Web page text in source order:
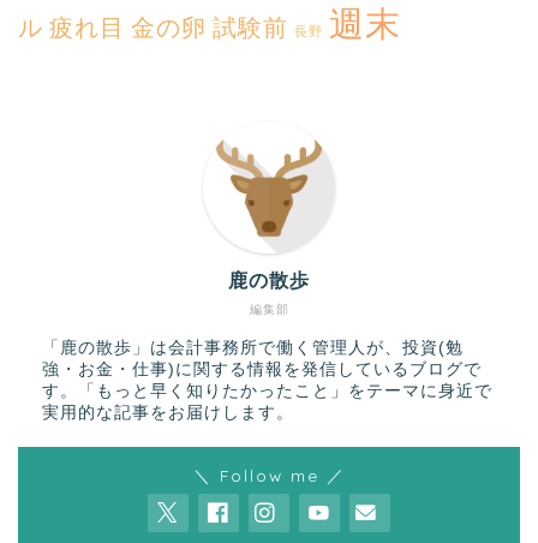
ル 疲れ目 金の卵 試験前 長野 週末
編集部
鹿の散歩
「鹿の散歩」は会計事務所で働く管理人が、投資(勉
強・お金・仕事)に関する情報を発信しているブログで
す。「もっと早く知りたかったこと」をテーマに身近で
実用的な記事をお届けします。
＼ Follow me ／